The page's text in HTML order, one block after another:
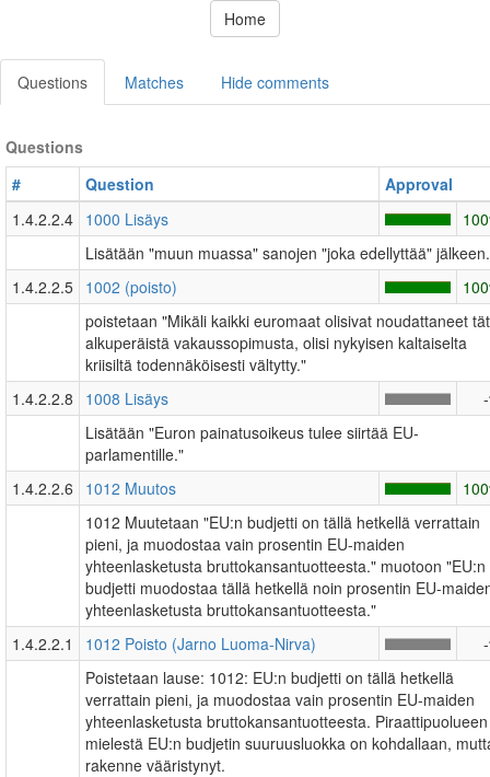
Home
Questions Matches Hide comments
Questions
#
Question
Approval
1.4.2.2.4 1000 Lisäys
Lisätään "muun muassa" sanojen "joka edellyttää" jälkeen.
1.4.2.2.5 1002 (poisto)
poistetaan "Mikäli kaikki euromaat olisivat noudattaneet
alkuperäistä vakaussopimusta, olisi nykyisen kaltaiselta
kriisiltä todennäköisesti vältytty."
1.4.2.2.8
1008 Lisäys
Lisätään "Euron painatusoikeus tulee siirtää EU-
parlamentille."
1.4.2.2.6
1012 Muutos
1012 Muutetaan "EU:n budjetti on tällä hetkellä verrattain
pieni, ja muodostaa vain prosentin EU-maiden
yhteenlasketusta bruttokansantuotteesta." muotoon "EU:n
budjetti muodostaa tällä hetkellä noin prosentin EU-
yhteenlasketusta bruttokansantuotteesta."
1.4.2.2.1
1012 Poisto (Jarno Luoma-Nirva)
Poistetaan lause: 1012: EU:n budjetti on tällä hetkellä
verrattain pieni, ja muodostaa vain prosentin EU-maiden
yhteenlasketusta bruttokansantuotteesta. Piraattipuolueen
mielestä EU:n budjetin suuruusluokka on kohdallaan,
rakenne vääristynyt.